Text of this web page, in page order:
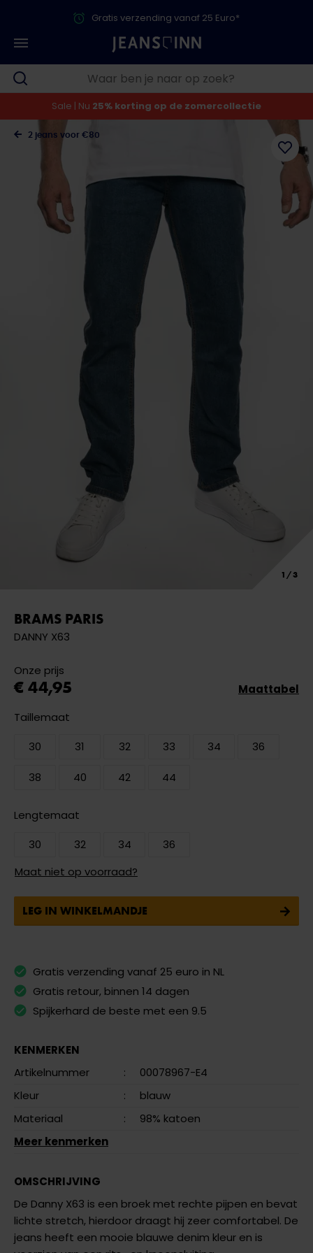
Gratis verzending vanaf 25 Euro*
Sale | Nu 25% korting op de zomercollectie
2 jeans voor €80
BRAMS PARIS
DANNY X63
Onze prijs
€ 44,95
Taillemaat
30
31 32 33 34 36
38 40 42 44
Lengtemaat
30
32 34
36
Maat niet op voorraad?
Maattabel
LEG IN WINKELMANDJE
Gratis verzending vanaf 25 euro in NL
Gratis retour, binnen 14 dagen
Spijkerhard de beste met een 9.5
KENMERKEN
Artikelnummer
:
00078967-E4
Kleur
:
blauw
Materiaal
:
98% katoen
Meer kenmerken
OMSCHRIJVING
De Danny X63 is een broek met rechte pijpen en bevat
lichte stretch, hierdoor draagt hij zeer comfortabel. De
jeans heeft een mooie blauwe denim kleur en is